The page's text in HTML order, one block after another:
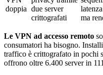
doppia due server
crittografati
ma
Le VPN ad accesso remoto
consumatori ha bisogno.
traffico è crittografato in pochi
offrono oltre 6.400 server in